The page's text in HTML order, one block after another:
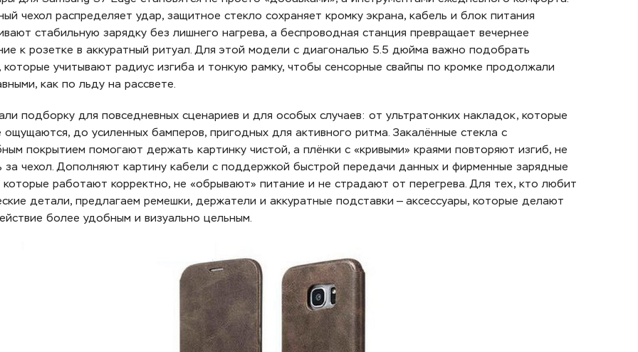
чехол распределяет удар, защитное стекло сохраняет кромку экрана, кабель и блок питания
стабильную зарядку без лишнего нагрева, а беспроводная станция превращает вечернее
к розетке в аккуратный ритуал. Для этой модели с диагональю 5.5 дюйма важно подобрать
которые учитывают радиус изгиба и тонкую рамку, чтобы сенсорные свайпы по кромке продолжали
как по льду на рассвете.
подборку для повседневных сценариев и для особых случаев: от ультратонких накладок, которые
ощущаются, до усиленных бамперов, пригодных для активного ритма. Закалённые стекла с
покрытием помогают держать картинку чистой, а плёнки с «кривыми» краями повторяют изгиб, не
за чехол. Дополняют картину кабели с поддержкой быстрой передачи данных и фирменные зарядные
которые работают корректно, не «обрывают» питание и не страдают от перегрева. Для тех, кто любит
детали, предлагаем ремешки, держатели и аккуратные подставки — аксессуары, которые делают
более удобным и визуально цельным.